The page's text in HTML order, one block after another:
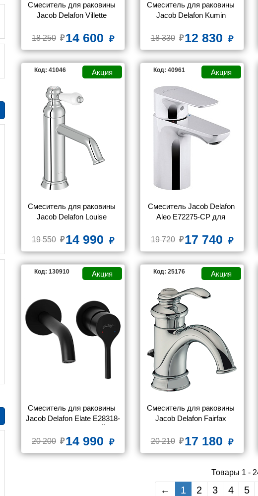
Смеситель для раковины
Jacob Delafon Villette
18 250
14 600
Смеситель для раковины
Jacob Delafon Kumin
душем
18 330 12 830
Код: 41046
Смеситель для раковины
Jacob Delafon Louise
19 550
14 990
Код: 40961
Смеситель Jacob Delafon
Aleo E72275-CP для
19 720
17 740
Код: 130910
Смеситель для раковины
Jacob Delafon Elate E28318-
ЧАСТЬЮ, для раковины
20 200 14 990
Код: 25176
Смеситель для раковины
Jacob Delafon Fairfax
20 210
17 180
Товары 1 -
← 1 2 3 4 5